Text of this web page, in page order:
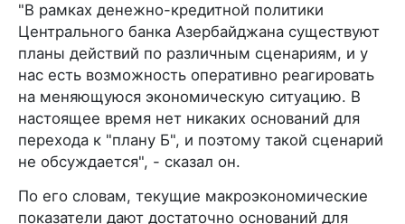
"В рамках денежно-кредитной политики
Центрального банка Азербайджана существуют
планы действий по различным сценариям, и у
нас есть возможность оперативно реагировать
на меняющуюся экономическую ситуацию. В
настоящее время нет никаких оснований для
перехода к "плану Б", и поэтому такой сценарий
не обсуждается", - сказал он.
По его словам, текущие макроэкономические
показатели дают достаточно оснований для